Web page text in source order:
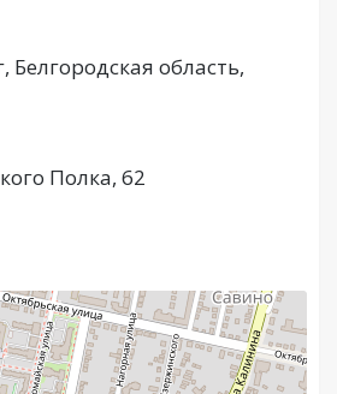
Белгородская область,
Полка, 62